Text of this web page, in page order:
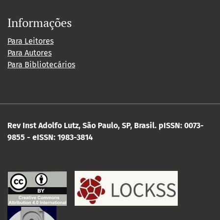
Informações
Para Leitores
Para Autores
Para Bibliotecários
Rev Inst Adolfo Lutz, São Paulo, SP, Brasil. pISSN: 0073-
9855 - eISSN: 1983-3814